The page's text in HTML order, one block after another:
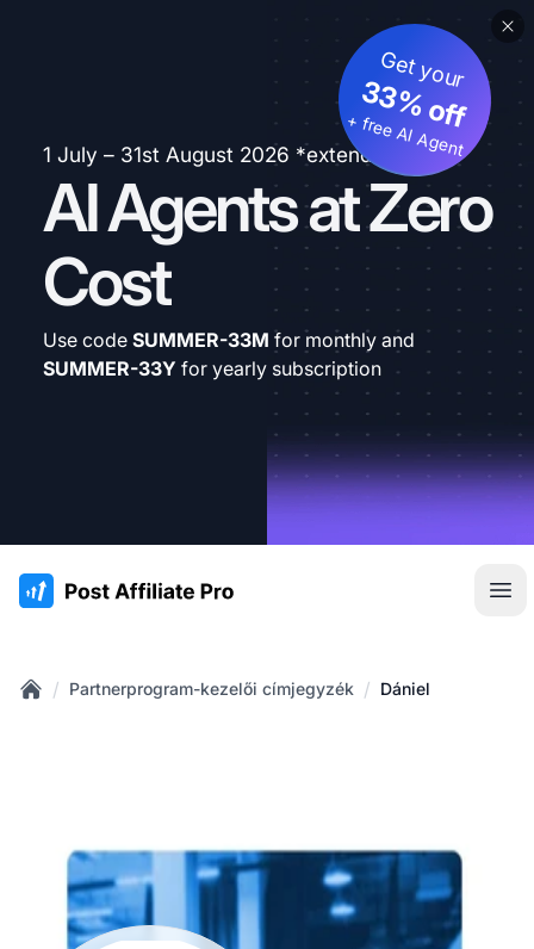
1 July – 31st August 2026 *extended
AI Agents at Zero
Cost
Get your
33% off
+ free AI Agent
Use code SUMMER-33M for monthly and
SUMMER-33Y for yearly subscription
:site.title
/ Partnerprogram-kezelői címjegyzék / Dániel